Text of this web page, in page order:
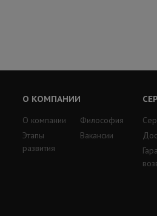
О КОМПАНИИ
О компании
Этапы
развития
Философия
Вакансии